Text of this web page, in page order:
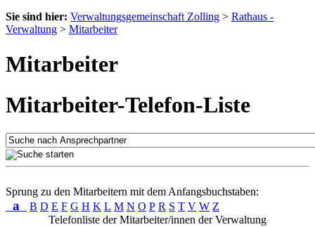
Sie sind hier: Verwaltungsgemeinschaft Zolling > Rathaus -
Verwaltung > Mitarbeiter
Mitarbeiter
Mitarbeiter-Telefon-Liste
Sprung zu den Mitarbeitern mit dem Anfangsbuchstaben:
a B D E F G H K L M N O P R S T V W Z
Telefonliste der Mitarbeiter/innen der Verwaltung